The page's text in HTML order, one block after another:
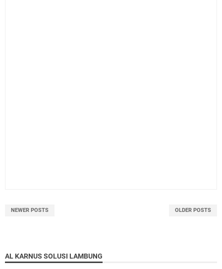
NEWER POSTS OLDER POSTS
AL KARNUS SOLUSI LAMBUNG